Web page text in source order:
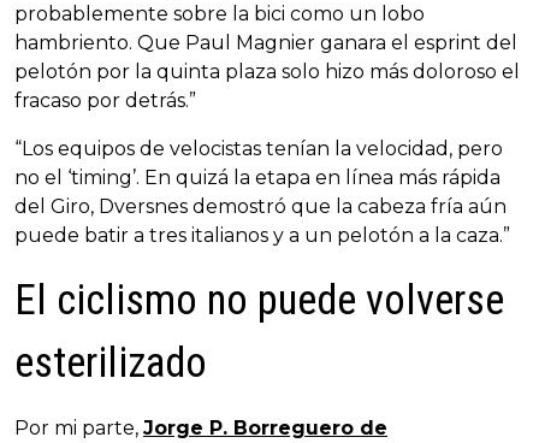
probablemente sobre la bici como un lobo
hambriento. Que Paul Magnier ganara el esprint del
pelotón por la quinta plaza solo hizo más doloroso el
fracaso por detrás.”
“Los equipos de velocistas tenían la velocidad, pero
no el ‘timing’. En quizá la etapa en línea más rápida
del Giro, Dversnes demostró que la cabeza fría aún
puede batir a tres italianos y a un pelotón a la caza.”
El ciclismo no puede volverse
esterilizado
Por mi parte, Jorge P. Borreguero de